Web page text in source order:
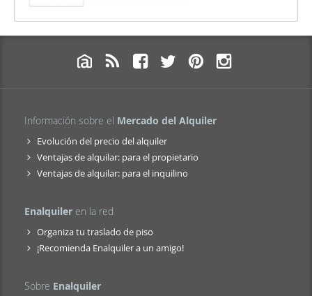
Información sobre el Mercado del Alquiler
Evolución del precio del alquiler
Ventajas de alquilar: para el propietario
Ventajas de alquilar: para el inquilino
Enalquiler en la red
Organiza tu traslado de piso
¡Recomienda Enalquiler a un amigo!
Sobre Enalquiler